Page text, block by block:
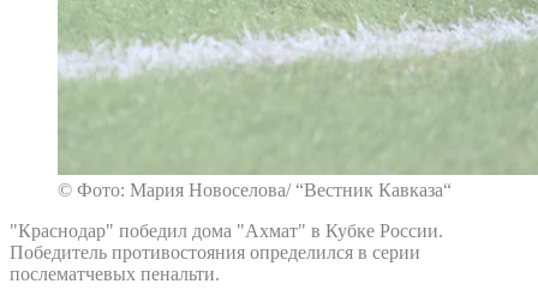
© Фото: Мария Новоселова/ “Вестник Кавказа“
"Краснодар" победил дома "Ахмат" в Кубке России.
Победитель противостояния определился в серии
послематчевых пенальти.